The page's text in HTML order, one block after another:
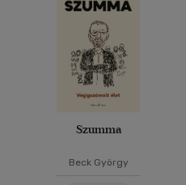
Szumma
Beck György